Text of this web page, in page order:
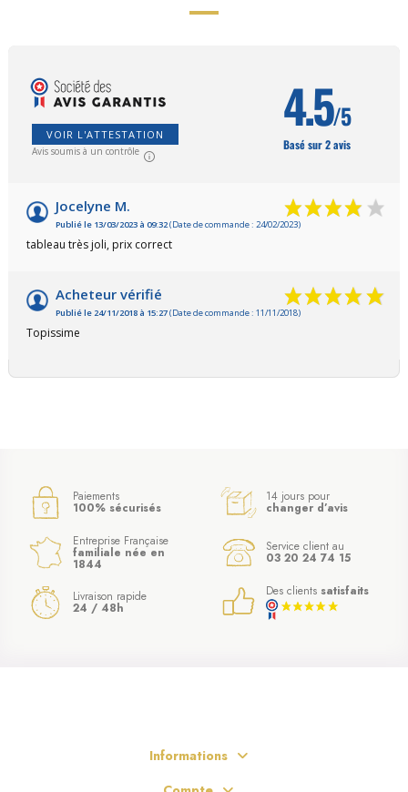
VOIR L'ATTESTATION
Avis soumis à un contrôle
4.5/5
Basé sur 2 avis
Jocelyne M.
Publié le 13/03/2023 à 09:32(Date de commande : 24/02/2023)
tableau très joli, prix correct
Acheteur vérifié
Publié le 24/11/2018 à 15:27(Date de commande : 11/11/2018)
Topissime
Paiements
100% sécurisés
14 jours pour
changer d’avis
Entreprise Française
familiale née en
1844
Service client au
03 20 24 74 15
Livraison rapide
24 / 48h
Des clients satisfaits
Informations